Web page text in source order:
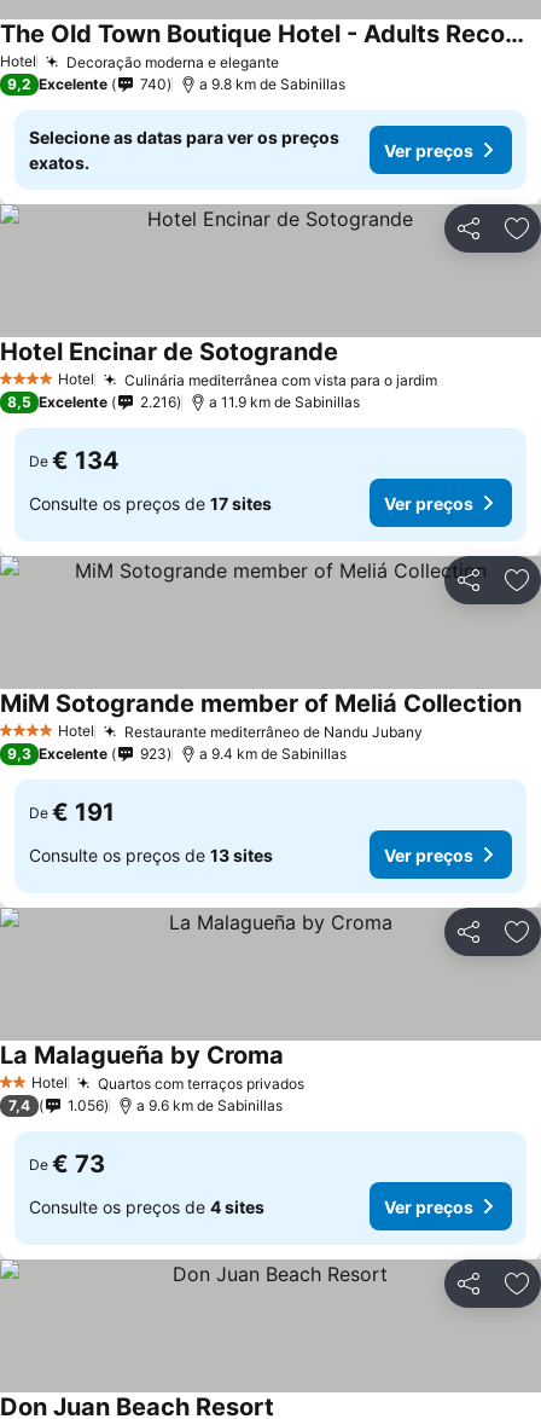
Hotel Decoração moderna e elegante
The Old Town Boutique Hotel - Adults Recommended
9,2 Excelente 740 a 9.8 km de Sabinillas
Selecione as datas para ver os preços
exatos.
Ver preços
Partilhar
4 EstrelasHotel Culinária mediterrânea com vista para o jardim
Hotel Encinar de Sotogrande
8,5 Excelente 2.216 a 11.9 km de Sabinillas
De € 134
Consulte os preços de 17 sites Ver preços
Partilhar
4 EstrelasHotel Restaurante mediterrâneo de Nandu Jubany
MiM Sotogrande member of Meliá Collection
9,3 Excelente 923 a 9.4 km de Sabinillas
De € 191
Consulte os preços de 13 sites Ver preços
Partilhar
2 Estrelas
Hotel Quartos com terraços privados
La Malagueña by Croma
7,4 1.056 a 9.6 km de Sabinillas
De € 73
Consulte os preços de 4 sites Ver preços
Partilhar
Don Juan Beach Resort